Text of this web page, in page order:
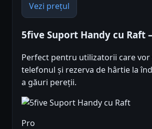
Vezi prețul
5five Suport Handy cu Raft
Perfect pentru utilizatorii care vor
telefonul și rezerva de hârtie la
a găuri pereții.
Pro